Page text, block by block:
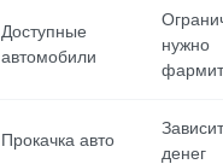
Доступные
автомобили
нужно
Прокачка авто
денег